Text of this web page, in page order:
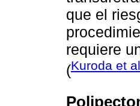
que el
requiere
(Kuroda et